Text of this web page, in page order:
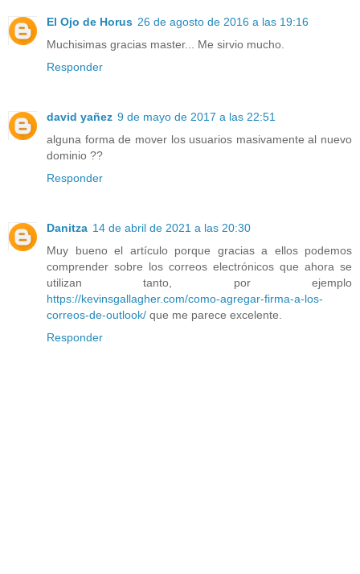
El Ojo de Horus 26 de agosto de 2016 a las 19:16
Muchisimas gracias master... Me sirvio mucho.
Responder
david yañez 9 de mayo de 2017 a las 22:51
alguna forma de mover los usuarios masivamente al nuevo
dominio ??
Responder
Danitza 14 de abril de 2021 a las 20:30
Muy bueno el artículo porque gracias a ellos podemos
comprender sobre los correos electrónicos que ahora se
utilizan tanto, por ejemplo
https://kevinsgallagher.com/como-agregar-firma-a-los-
correos-de-outlook/ que me parece excelente.
Responder